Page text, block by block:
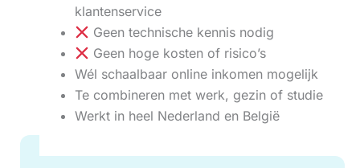
klantenservice
Geen technische kennis nodig
Geen hoge kosten of risico’s
Wél schaalbaar online inkomen mogelijk
Te combineren met werk, gezin of studie
Werkt in heel Nederland en België